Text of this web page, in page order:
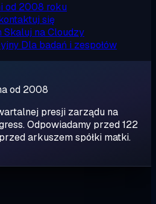
od 2008 roku
się
Skaluj na Cloudzy
Dla badań i zespołów
od 2008
presji zarządu na
Odpowiadamy przed 122
arkuszem spółki matki.